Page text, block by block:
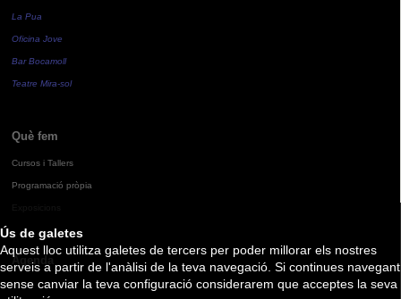
Ús de galetes
Aquest lloc utilitza galetes de tercers per poder millorar els nostres
serveis a partir de l'anàlisi de la teva navegació. Si continues navegant
sense canviar la teva configuració considerarem que acceptes la seva
La Pua
Oficina Jove
Bar Bocamoll
Teatre Mira-sol
Què fem
Cursos i Tallers
Programació pròpia
Agenda